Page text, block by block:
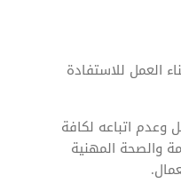
العمل للاستفادة
وعدم اتباعه لكافة
والصحة المهنية